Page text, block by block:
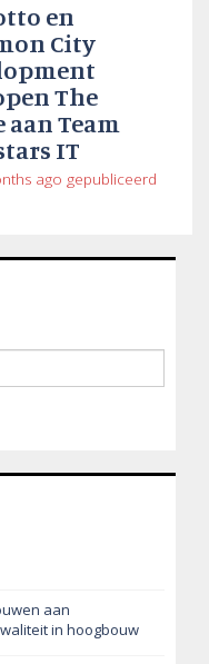
en
City
The
aan Team
IT
ago gepubliceerd
aan
in hoogbouw